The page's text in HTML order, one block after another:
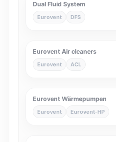
Dual Fluid System
Eurovent DFS
Eurovent Air cleaners
Eurovent ACL
Eurovent Wärmepumpen
Eurovent Eurovent-HP